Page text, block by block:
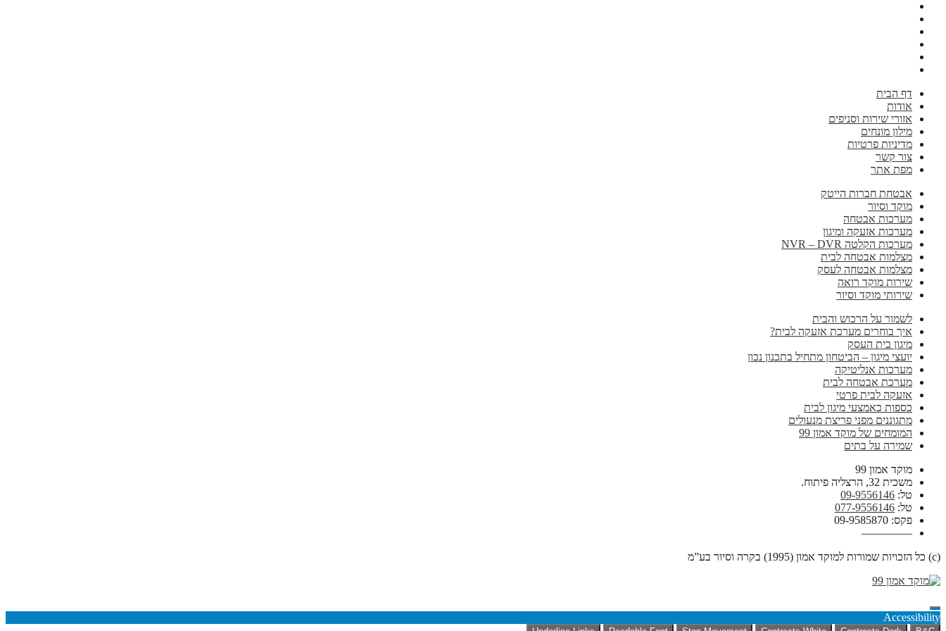
דף הבית
אודות
אזורי שירות וסניפים
מילון מונחים
מדיניות פרטיות
צור קשר
מפת אתר
אבטחת חברות הייטק
מוקד וסיור
מערכות אבטחה
מערכות אזעקה ומיגון
מערכות הקלטה NVR – DVR
מצלמות אבטחה לבית
מצלמות אבטחה לעסק
שירות מוקד רואה
שירותי מוקד וסיור
לשמור על הרכוש והבית
איך בוחרים מערכת אזעקה לבית?
מיגון בית העסק
יועצי מיגון – הביטחון מתחיל בתכנון נכון
מערכות אנליטיקה
מערכת אבטחה לבית
אזעקה לבית פרטי
כספות כאמצעי מיגון לבית
מתגוננים מפני פריצת מנעולים
המומחים של מוקד אמון 99
שמירה על בתים
מוקד אמון 99
משכית 32, הרצליה פיתוח.
טל: 09-9556146
טל: 077-9556146
פקס: 09-9585870
————–
(c) כל הזכויות שמורות למוקד אמון (1995) בקרה וסיור בע”מ
Accessibility